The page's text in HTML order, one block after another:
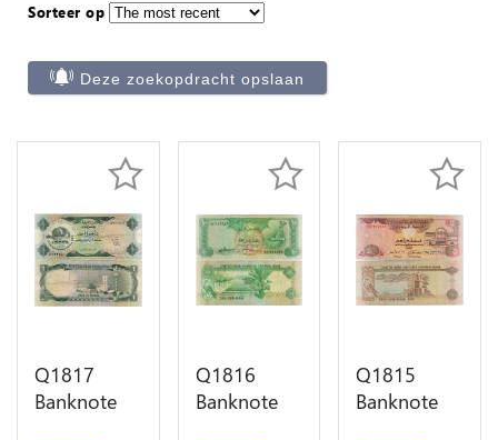
Sorteer op
Deze zoekopdracht opslaan
Q1817
Banknote
Q1816
Banknote
Q1815
Banknote